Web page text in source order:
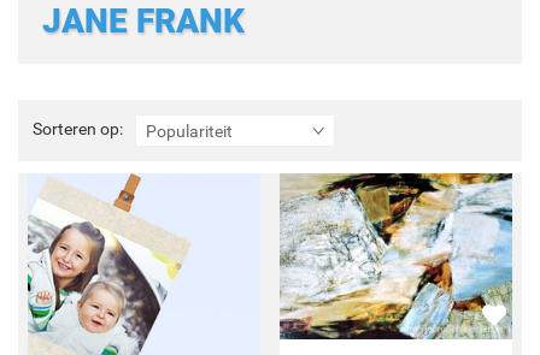
JANE FRANK
Sorteren op: Populariteit
Sorteren
op: